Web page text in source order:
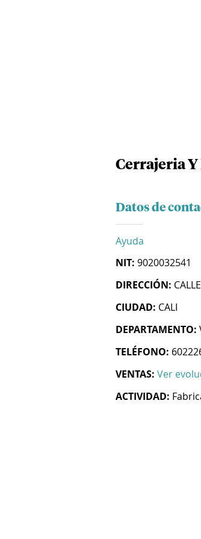
Cerrajeria Y
Datos de
Ayuda
NIT: 9020032541
DIRECCIÓN:
CIUDAD: CALI
DEPARTAMENTO:
TELÉFONO:
VENTAS: Ver
ACTIVIDAD: